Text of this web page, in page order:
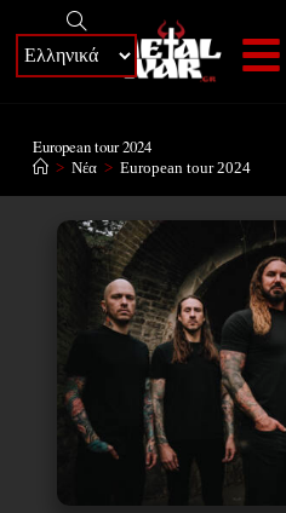
European tour 2024
> Νέα > European tour 2024